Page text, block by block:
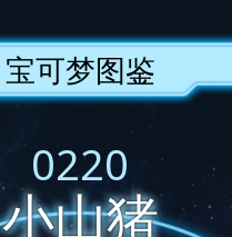
宝可梦图鉴
0220
小山猪